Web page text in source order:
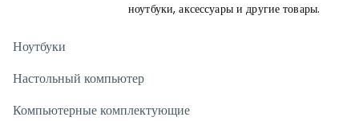
ноутбуки, аксессуары и другие товары.
Ноутбуки
Настольный компьютер
Компьютерные комплектующие